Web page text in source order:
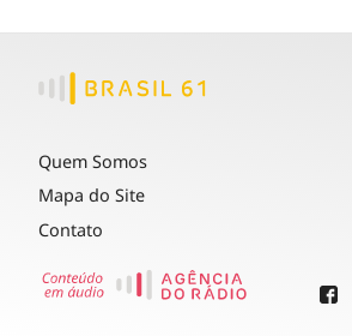
Quem Somos
Mapa do Site
Contato